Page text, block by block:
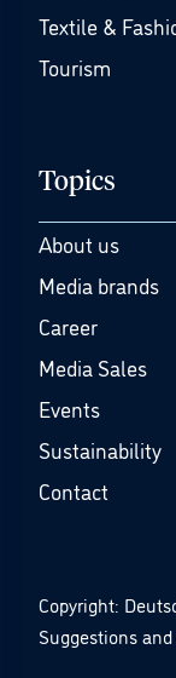
Textile &
Tourism
Topics
About us
Media brands
Career
Media Sales
Events
Sustainability
Contact
Copyright:
Suggestions